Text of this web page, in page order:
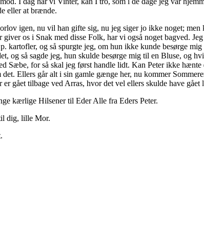
eller at brænde.
igen, nu vil han gifte sig, nu jeg siger jo ikke noget;
os i Snak med disse Folk, har vi også noget bagved.
kartofler, og så spurgte jeg, om hun ikke kunde besørge
og så sagde jeg, hun skulde besørge mig til en Bluse,
Sæbe, for så skal jeg først handle lidt. Kan Peter ikke
Ellers går alt i sin gamle gænge her, nu kommer
gået tilbage ved Arras, hvor det vel ellers skulde have
kærlige Hilsener til Eder Alle fra Eders Peter.
dig, lille Mor.